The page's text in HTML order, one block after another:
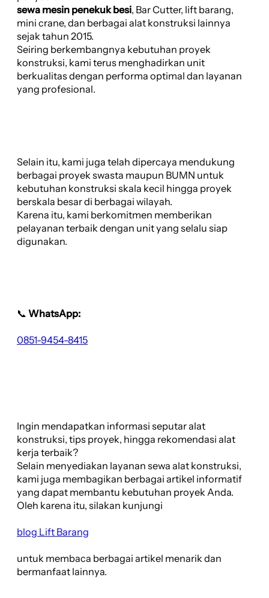
sewa mesin penekuk besi, Bar Cutter, lift barang,
mini crane, dan berbagai alat konstruksi lainnya
sejak tahun 2015.
Seiring berkembangnya kebutuhan proyek
konstruksi, kami terus menghadirkan unit
berkualitas dengan performa optimal dan layanan
yang profesional.
Selain itu, kami juga telah dipercaya mendukung
berbagai proyek swasta maupun BUMN untuk
kebutuhan konstruksi skala kecil hingga proyek
berskala besar di berbagai wilayah.
Karena itu, kami berkomitmen memberikan
pelayanan terbaik dengan unit yang selalu siap
digunakan.
📞 WhatsApp:
0851-9454-8415
Ingin mendapatkan informasi seputar alat
konstruksi, tips proyek, hingga rekomendasi alat
kerja terbaik?
Selain menyediakan layanan sewa alat konstruksi,
kami juga membagikan berbagai artikel informatif
yang dapat membantu kebutuhan proyek Anda.
Oleh karena itu, silakan kunjungi
blog Lift Barang
untuk membaca berbagai artikel menarik dan
bermanfaat lainnya.